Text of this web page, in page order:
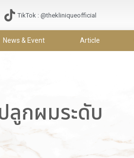
TikTok : @thekliniqueofficial
News & Event Article
ลูกผมระดับ